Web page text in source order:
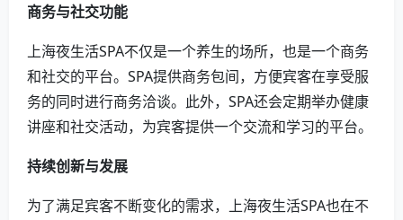
商务与社交功能
上海夜生活SPA不仅是一个养生的场所，也是一个商务
和社交的平台。SPA提供商务包间，方便宾客在享受服
务的同时进行商务洽谈。此外，SPA还会定期举办健康
讲座和社交活动，为宾客提供一个交流和学习的平台。
持续创新与发展
为了满足宾客不断变化的需求，上海夜生活SPA也在不